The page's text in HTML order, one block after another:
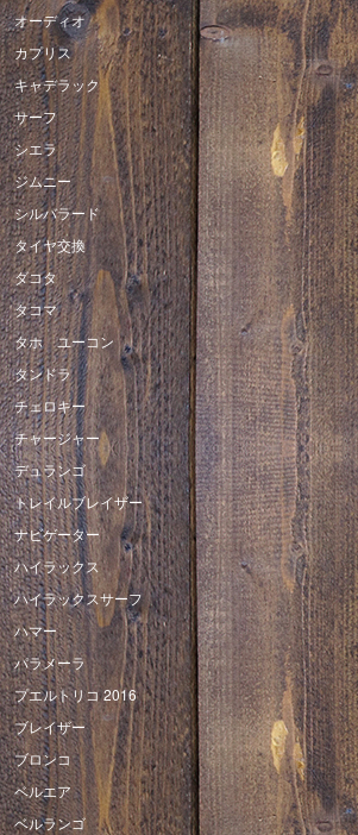
オーディオ
カプリス
キャデラック
サーフ
シエラ
ジムニー
シルバラード
タイヤ交換
ダコタ
タコマ
タホ ユーコン
タンドラ
チェロキー
チャージャー
デュランゴ
トレイルブレイザー
ナビゲーター
ハイラックス
ハイラックスサーフ
ハマー
パラメーラ
プエルトリコ 2016
ブレイザー
ブロンコ
ベルエア
ベルランゴ